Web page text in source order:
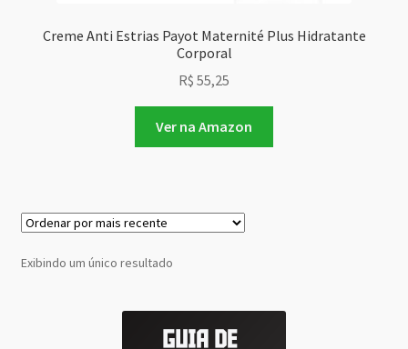
Creme Anti Estrias Payot Maternité Plus Hidratante
Corporal
R$ 55,25
Ver na Amazon
Exibindo um único resultado